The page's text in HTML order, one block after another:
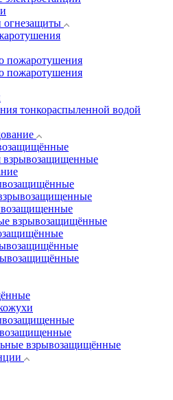
огнезащиты
пожаротушения
пожаротушения
тонкораспыленной водой
взрывозащищенные
взрывозащищённые
взрывозащищённые